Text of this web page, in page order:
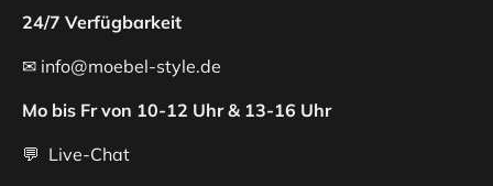
24/7 Verfügbarkeit
✉ info@moebel-style.de
Mo bis Fr von 10-12 Uhr & 13-16 Uhr
💬 Live-Chat